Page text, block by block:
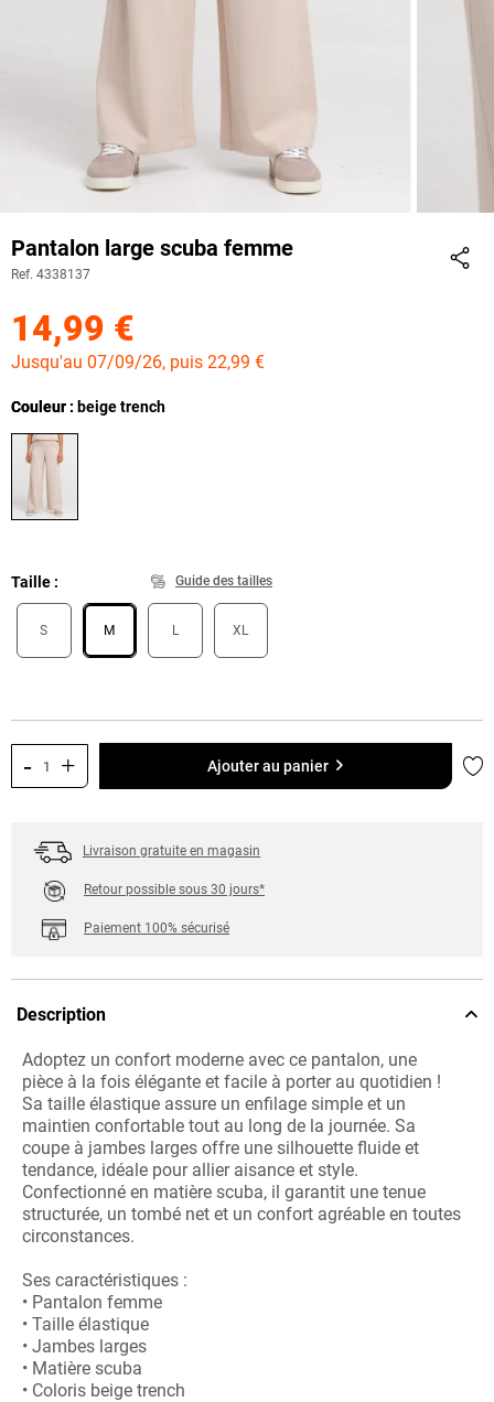
Pantalon large scuba femme
Ref. 4338137
14,99 €
Jusqu'au 07/09/26, puis 22,99 €
Couleur
Couleur : beige trench
Taille Guide des tailles
S M L XL
- + Ajouter au panier
Livraison gratuite en magasin
Retour possible sous 30 jours*
Paiement 100% sécurisé
Description
Adoptez un confort moderne avec ce pantalon, une
pièce à la fois élégante et facile à porter au quotidien !
Sa taille élastique assure un enfilage simple et un
maintien confortable tout au long de la journée. Sa
coupe à jambes larges offre une silhouette fluide et
tendance, idéale pour allier aisance et style.
Confectionné en matière scuba, il garantit une tenue
structurée, un tombé net et un confort agréable en toutes
circonstances.
Ses caractéristiques :
• Pantalon femme
• Taille élastique
• Jambes larges
• Matière scuba
• Coloris beige trench